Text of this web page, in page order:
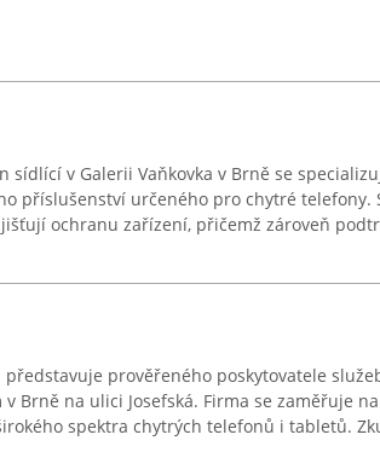
sídlící v Galerii Vaňkovka v Brně se
příslušenství určeného pro chytré telefony.
ochranu zařízení, přičemž zároveň
představuje prověřeného poskytovatele
Brně na ulici Josefská. Firma se zaměřuje
spektra chytrých telefonů i tabletů.